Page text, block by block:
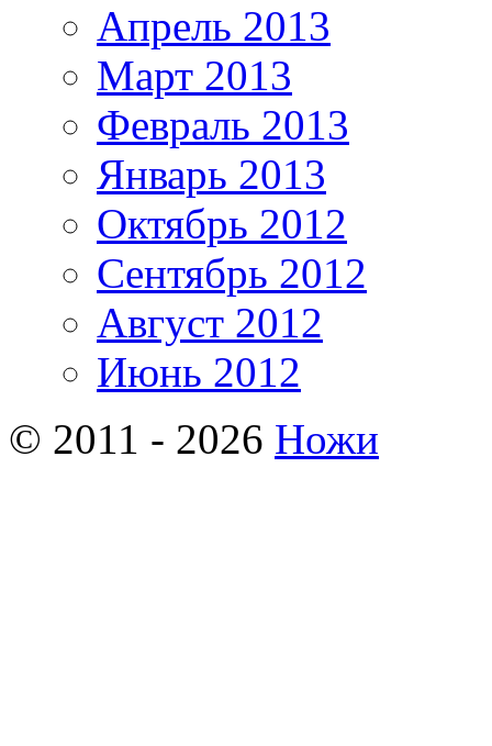
Апрель 2013
Март 2013
Февраль 2013
Январь 2013
Октябрь 2012
Сентябрь 2012
Август 2012
Июнь 2012
© 2011 - 2026 Ножи